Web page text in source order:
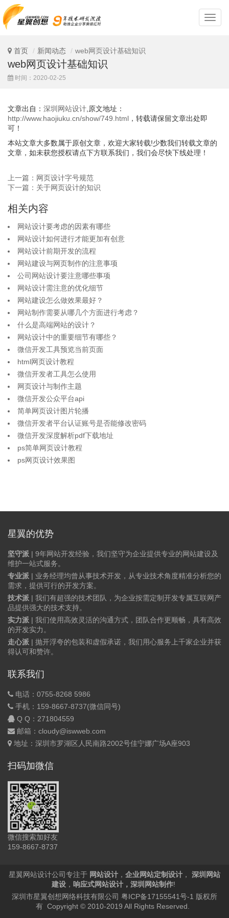
深
圳
首页 新闻动态 web网页设计基础知识
web网页设计基础知识
时间：2020-02-25
文章出自： 深圳网站设计 ,原文地址：
http://www.haojiuku.cn/show/749.html ，转载请保留文章出处即
可！
本站文章大多数属于原创文章，欢迎大家转载!少数我们转载文章的
文章，如未获您授权请点下方联系我们，我们会尽快下线处理！
上一篇：网页设计字号规范
下一篇：关于网页设计的知识
相关内容
网站设计要考虑的因素有哪些
网站设计如何进行才能更加有创意
网站设计前期开发的流程
网站建设与网页制作的注意事项
公司网站设计要注意哪些事项
网站设计需注意的优化细节
网站建设怎么做效果最好？
网站制作需要从哪几个方面进行考虑？
什么是高端网站的设计？
网站设计中的重要细节有哪些？
微信开发工具预览当前页面
html网页设计教程
微信开发者工具怎么使用
网页设计与制作主题
微信开发公众平台api
简单网页设计图片轮播
微信开发者平台认证账号是否能修改密码
微信开发深度解析pdf下载地址
ps简单网页设计教程
ps网页设计效果图
星翼的优势
坚守派 | 9年网站开发经验，我们坚守为企业提供专业的网站建设及
维护一站式服务。
专业派 | 业务经理均曾从事技术开发，从专业技术角度精准分析您的
需求，提供可行的开发方案。
技术派 | 我们有超强的技术团队，为企业按需定制开发专属互联网产
品提供强大的技术支持。
实力派 | 我们使用高效灵活的沟通方式，团队合作更顺畅，具有高效
的开发实力。
走心派 | 抛开浮夸的包装和虚假承诺，我们用心服务上千家企业并获
得认可和赞许。
联系我们
电话：0755-8268 5986
手机：159-8667-8737(微信同号)
Q Q： 271804559
邮箱：cloudy@iswweb.com
地址：深圳市罗湖区人民南路2002号佳宁娜广场A座903
扫码加微信
微信搜索加好友
159-8667-8737
星翼网站设计公司专注于 网站设计 ， 企业网站定制设计 ，
深圳网站
建设 ， 响应式网站设计 ， 深圳网站制作!
深圳市星翼创想网络科技有限公司 粤ICP备17155541号-1 版权所
有 Copyright © 2010-2019 All Rights Reserved.